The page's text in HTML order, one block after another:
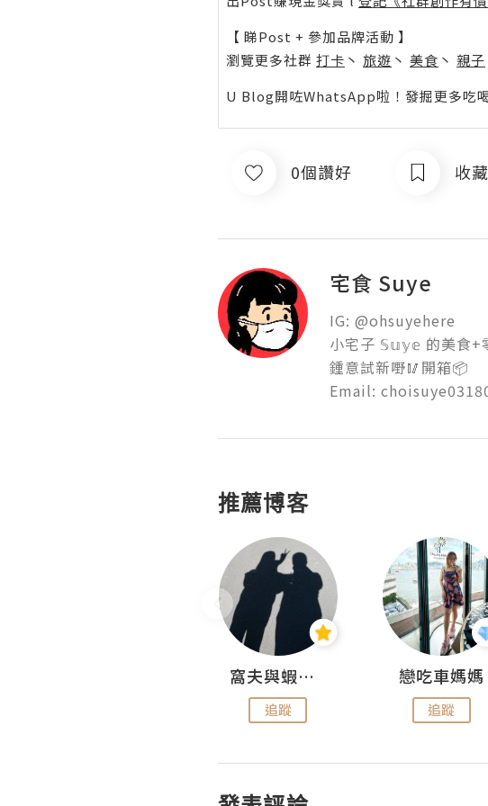
【 睇Post + 參加品牌活動 】
瀏覽更多社群 打卡 丶 旅遊 丶 美食 丶 親子
U Blog開咗WhatsApp啦！發掘更多吃
0個讚好 收藏
宅食 Suye
IG: @ohsuyehere
小宅子 𝕊𝕦𝕪𝕖 的美食+
鍾意試新嘢🥢開箱📦
Email:
推薦博客
窩夫與蝦子餅
追蹤
戀吃車媽媽
追蹤